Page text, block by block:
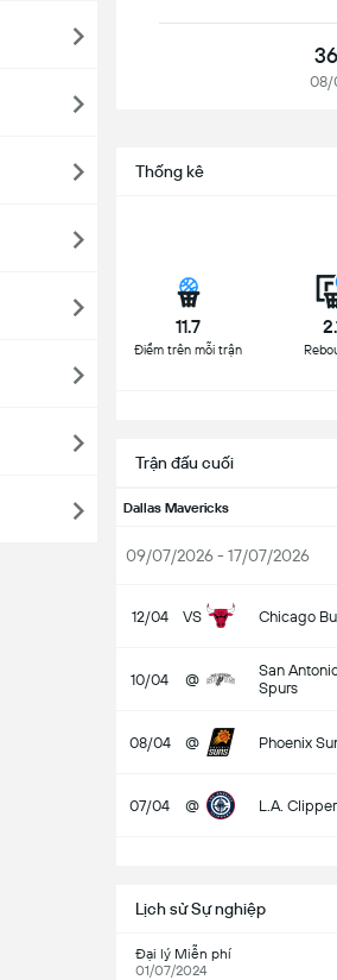
08/
Thống kê
11.7
Điểm trên mỗi trận
Trận đấu cuối
Dallas Mavericks
09/07/2026 - 17/07/2026
12/04 VS Chicago
10/04 @
San
Spurs
08/04 @ Phoenix
07/04 @ L.A.
Lịch sử Sự nghiệp
Đại lý Miễn phí
01/07/2024